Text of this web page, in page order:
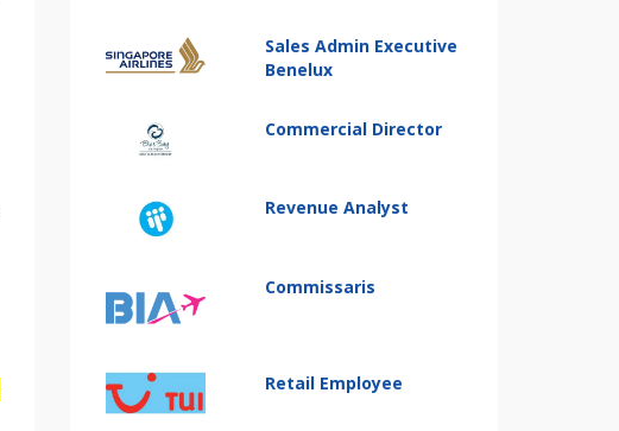
Sales Admin Executive
Benelux
Commercial Director
Revenue Analyst
Commissaris
Retail Employee